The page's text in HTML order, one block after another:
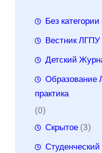
Без категории
Вестник ЛГПУ
Детский
Образование
практика
(0)
Скрытое (3)